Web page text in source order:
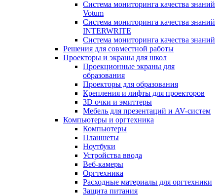
Система мониторинга качества знаний
Votum
Система мониторинга качества знаний
INTERWRITE
Система мониторинга качества знаний
Решения для совместной работы
Проекторы и экраны для школ
Проекционные экраны для
образования
Проекторы для образования
Крепления и лифты для проекторов
3D очки и эмиттеры
Мебель для презентаций и AV-систем
Компьютеры и оргтехника
Компьютеры
Планшеты
Ноутбуки
Устройства ввода
Веб-камеры
Оргтехника
Расходные материалы для оргтехники
Защита питания